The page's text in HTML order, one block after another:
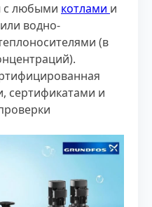
с любыми котлами и
водно-
(в
сертификатами и